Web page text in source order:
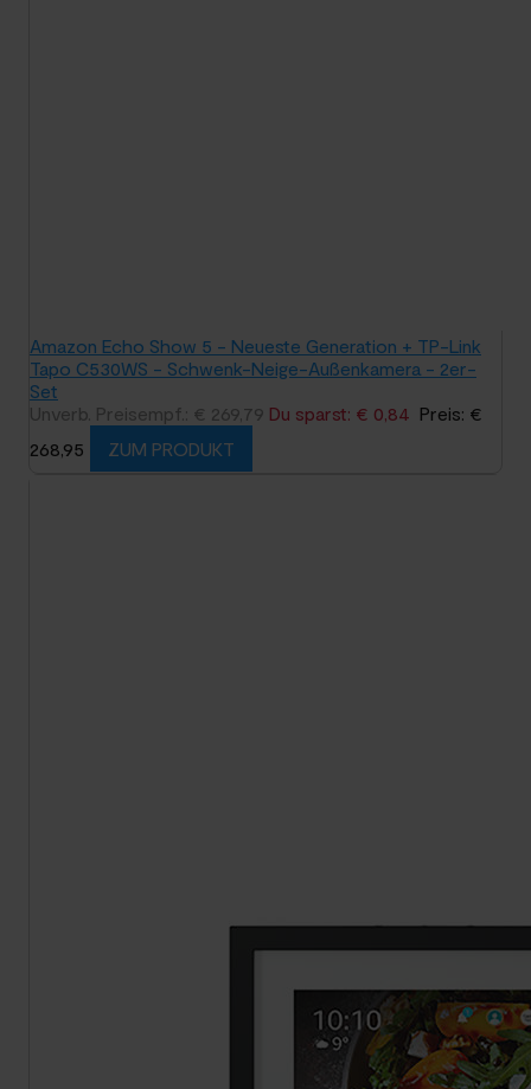
Amazon Echo Show 5 - Neueste Generation + TP-Link
Tapo C530WS - Schwenk-Neige-Außenkamera - 2er-
Set
Unverb. Preisempf.: € 269,79 Du sparst: € 0,84 Preis: €
268,95
ZUM PRODUKT